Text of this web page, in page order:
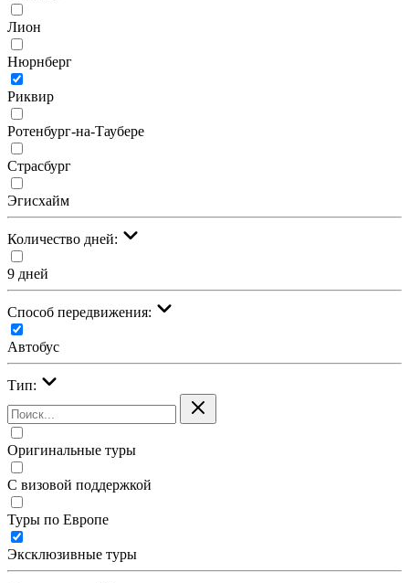
Лион
Нюрнберг
Риквир
Ротенбург-на-Таубере
Страсбург
Эгисхайм
Количество дней:
9 дней
Cпособ передвижения:
Автобус
Тип:
Оригинальные туры
С визовой поддержкой
Туры по Европе
Эксклюзивные туры